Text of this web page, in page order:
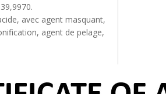
avec agent masquant,
agent de pelage,